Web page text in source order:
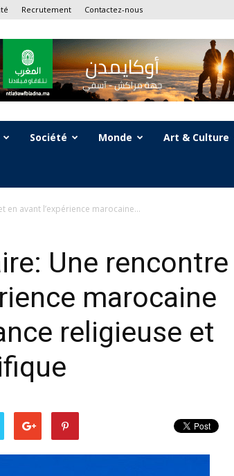
Recrutement Contactez-nous
Société Monde Art & Culture
en avant l’expérience marocaine...
Une rencontre
marocaine
religieuse et